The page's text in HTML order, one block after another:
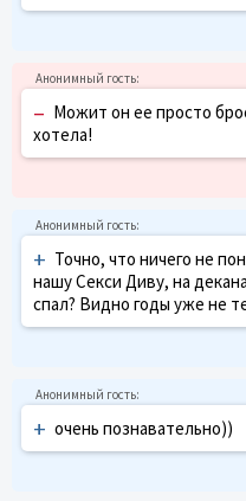
– Можит он ее просто
хотела!
+ Точно, что ничего не
нашу Секси Диву, на
спал? Видно годы уже не
+ очень познавательно))